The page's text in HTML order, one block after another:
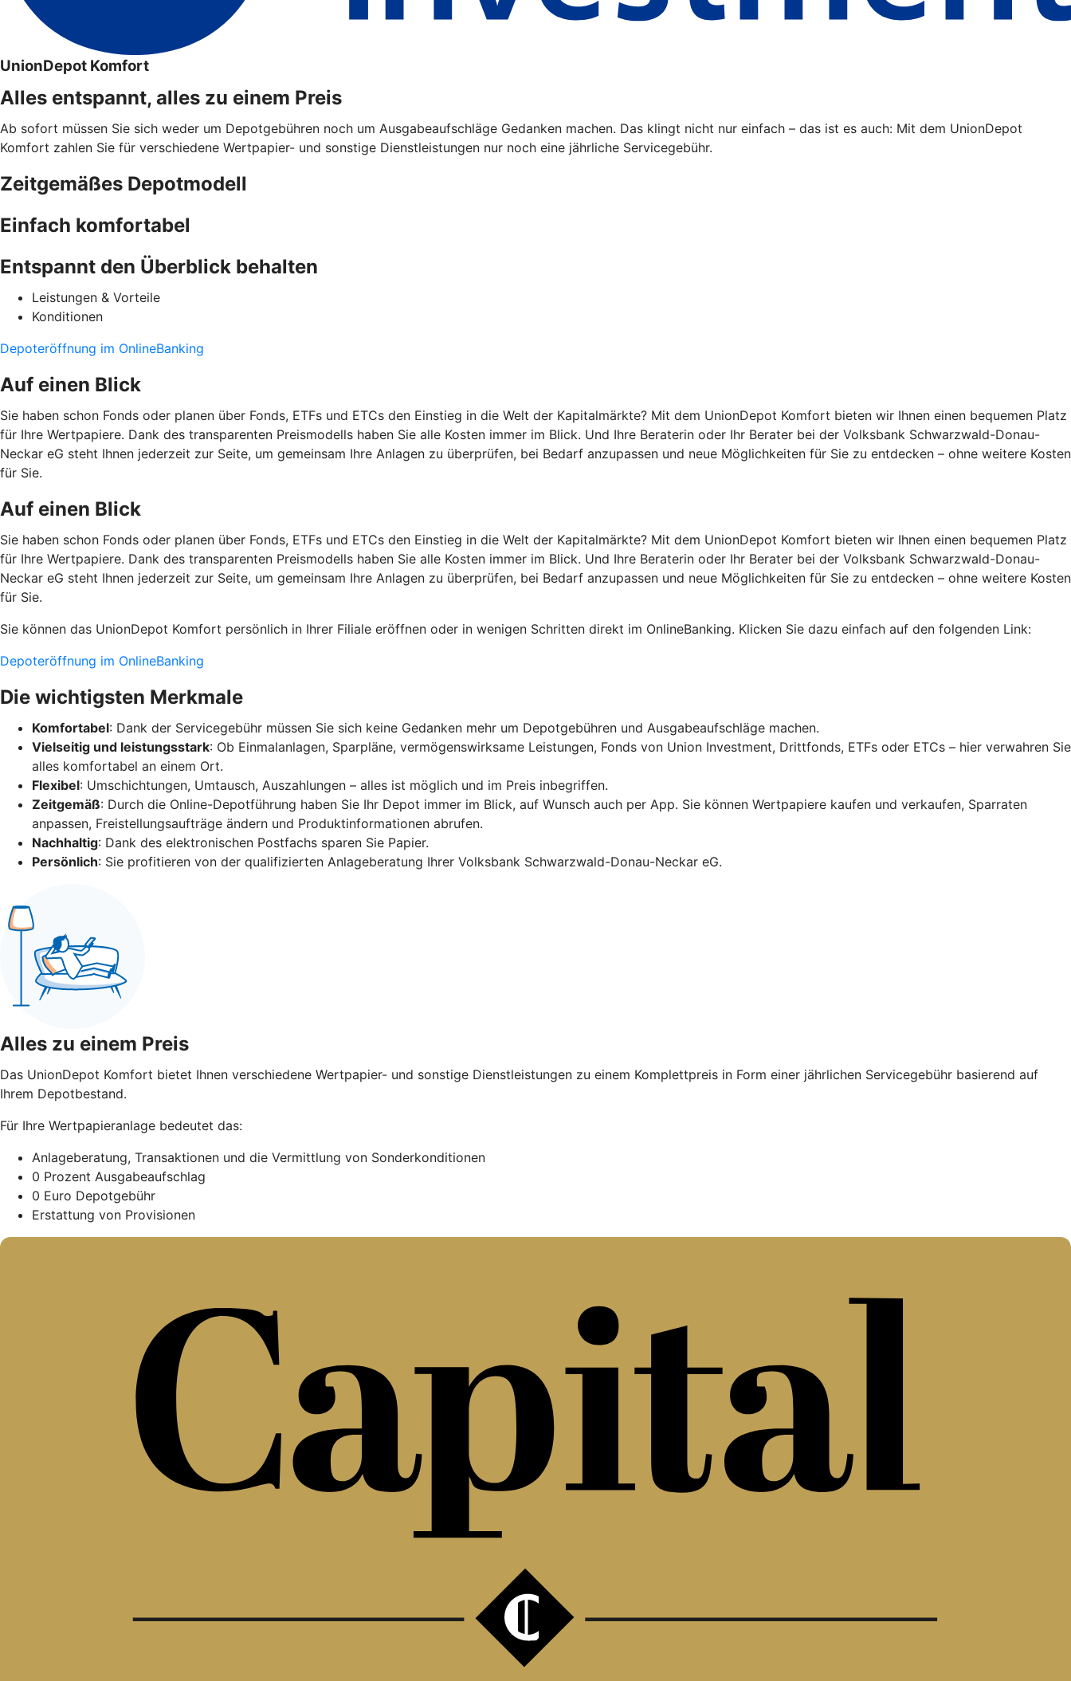
UnionDepot Komfort
Alles entspannt, alles zu einem Preis
Ab sofort müssen Sie sich weder um Depotgebühren noch um Ausgabeaufschläge Gedanken machen. Das klingt nicht nur einfach – das ist es auch: Mit dem UnionDepot
Komfort zahlen Sie für verschiedene Wertpapier- und sonstige Dienstleistungen nur noch eine jährliche Servicegebühr.
Zeitgemäßes Depotmodell
Einfach komfortabel
Entspannt den Überblick behalten
Leistungen & Vorteile
Konditionen
Depoteröffnung im OnlineBanking
Auf einen Blick
Sie haben schon Fonds oder planen über Fonds, ETFs und ETCs den Einstieg in die Welt der Kapitalmärkte? Mit dem UnionDepot Komfort bieten wir Ihnen einen bequemen Platz
für Ihre Wertpapiere. Dank des transparenten Preismodells haben Sie alle Kosten immer im Blick. Und Ihre Beraterin oder Ihr Berater bei der Volksbank Schwarzwald-Donau-
Neckar eG steht Ihnen jederzeit zur Seite, um gemeinsam Ihre Anlagen zu überprüfen, bei Bedarf anzupassen und neue Möglichkeiten für Sie zu entdecken – ohne weitere Kosten
für Sie.
Auf einen Blick
Sie haben schon Fonds oder planen über Fonds, ETFs und ETCs den Einstieg in die Welt der Kapitalmärkte? Mit dem UnionDepot Komfort bieten wir Ihnen einen bequemen Platz
für Ihre Wertpapiere. Dank des transparenten Preismodells haben Sie alle Kosten immer im Blick. Und Ihre Beraterin oder Ihr Berater bei der Volksbank Schwarzwald-Donau-
Neckar eG steht Ihnen jederzeit zur Seite, um gemeinsam Ihre Anlagen zu überprüfen, bei Bedarf anzupassen und neue Möglichkeiten für Sie zu entdecken – ohne weitere Kosten
für Sie.
Sie können das UnionDepot Komfort persönlich in Ihrer Filiale eröffnen oder in wenigen Schritten direkt im OnlineBanking. Klicken Sie dazu einfach auf den folgenden Link:
Depoteröffnung im OnlineBanking
Die wichtigsten Merkmale
Komfortabel: Dank der Servicegebühr müssen Sie sich keine Gedanken mehr um Depotgebühren und Ausgabeaufschläge machen.
Vielseitig und leistungsstark: Ob Einmalanlagen, Sparpläne, vermögenswirksame Leistungen, Fonds von Union Investment, Drittfonds, ETFs oder ETCs – hier verwahren Sie
alles komfortabel an einem Ort.
Flexibel: Umschichtungen, Umtausch, Auszahlungen – alles ist möglich und im Preis inbegriffen.
Zeitgemäß: Durch die Online-Depotführung haben Sie Ihr Depot immer im Blick, auf Wunsch auch per App. Sie können Wertpapiere kaufen und verkaufen, Sparraten
anpassen, Freistellungsaufträge ändern und Produktinformationen abrufen.
Nachhaltig: Dank des elektronischen Postfachs sparen Sie Papier.
Persönlich: Sie profitieren von der qualifizierten Anlageberatung Ihrer Volksbank Schwarzwald-Donau-Neckar eG.
Alles zu einem Preis
Das UnionDepot Komfort bietet Ihnen verschiedene Wertpapier- und sonstige Dienstleistungen zu einem Komplettpreis in Form einer jährlichen Servicegebühr basierend auf
Ihrem Depotbestand.
Für Ihre Wertpapieranlage bedeutet das:
Anlageberatung, Transaktionen und die Vermittlung von Sonderkonditionen
0 Prozent Ausgabeaufschlag
0 Euro Depotgebühr
Erstattung von Provisionen